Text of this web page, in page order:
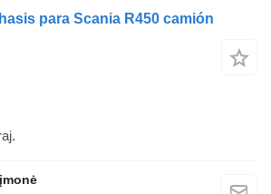
para Scania R450 camión